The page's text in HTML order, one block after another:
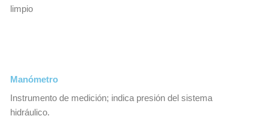
limpio
Manómetro
Instrumento de medición; indica presión del sistema
hidráulico.